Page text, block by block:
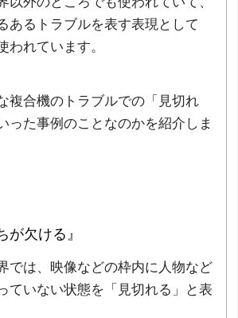
あるトラブルを表す表現として
われています。
複合機のトラブルでの「見切れ
った事例のことなのかを紹介しま
が欠ける』
では、映像などの枠内に人物など
ていない状態を「見切れる」と表